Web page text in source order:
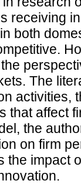
receiving
both
The
activities,
that affect
the
on firm
the impact